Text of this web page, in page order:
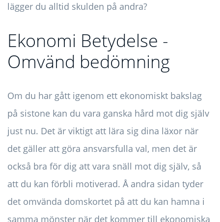
lägger du alltid skulden på andra?
Ekonomi Betydelse -
Omvänd bedömning
Om du har gått igenom ett ekonomiskt bakslag
på sistone kan du vara ganska hård mot dig själv
just nu. Det är viktigt att lära sig dina läxor när
det gäller att göra ansvarsfulla val, men det är
också bra för dig att vara snäll mot dig själv, så
att du kan förbli motiverad. Å andra sidan tyder
det omvända domskortet på att du kan hamna i
samma mönster när det kommer till ekonomiska